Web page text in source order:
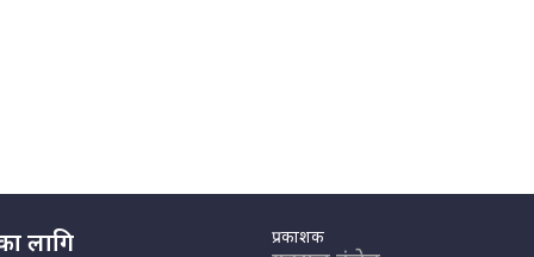
of
लागि प्रकाशक